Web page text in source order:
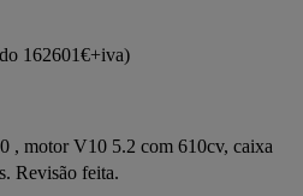
162601€+iva)
, motor V10 5.2 com 610cv, caixa
Revisão feita.